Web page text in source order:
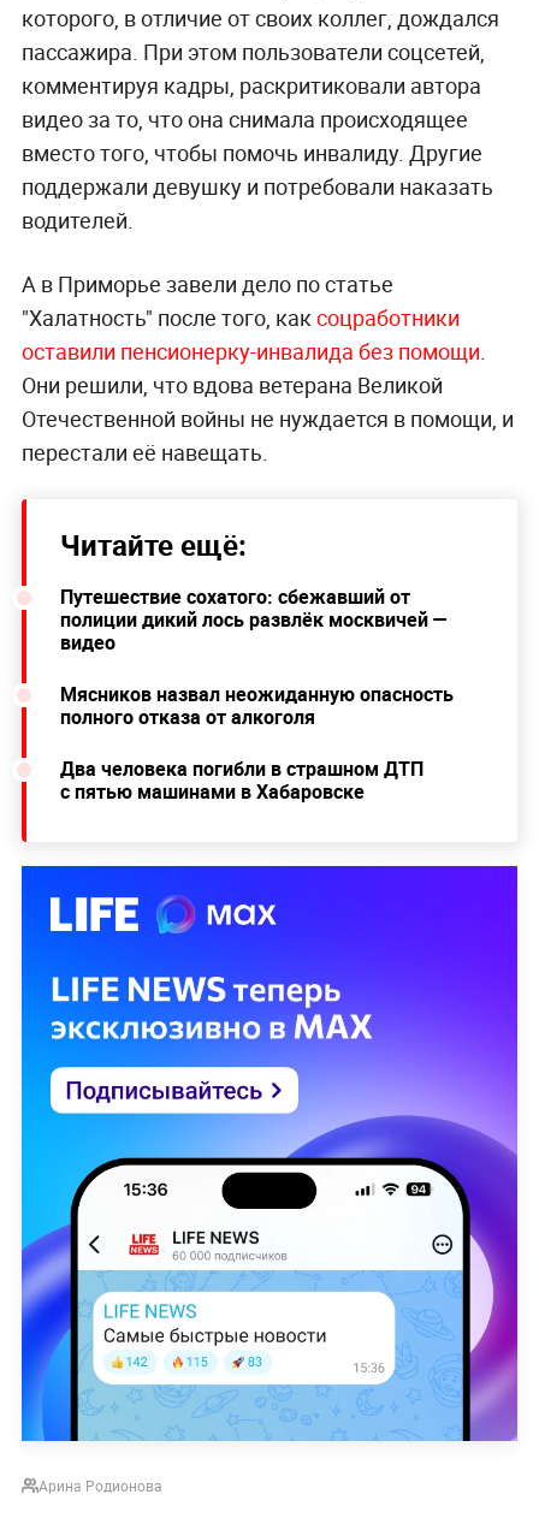
которого, в отличие от своих коллег, дождался
пассажира. При этом пользователи соцсетей,
комментируя кадры, раскритиковали автора
видео за то, что она снимала происходящее
вместо того, чтобы помочь инвалиду. Другие
поддержали девушку и потребовали наказать
водителей.
А в Приморье завели дело по статье
"Халатность" после того, каксоцработники
оставили пенсионерку-инвалида без помощи.
Они решили, что вдова ветерана Великой
Отечественной войны не нуждается в помощи, и
перестали её навещать.
Читайте ещё:
Путешествие сохатого: сбежавший от
полиции дикий лось развлёк москвичей —
видео
Мясников назвал неожиданную опасность
полного отказа от алкоголя
Два человека погибли в страшном ДТП
с пятью машинами в Хабаровске
Арина Родионова